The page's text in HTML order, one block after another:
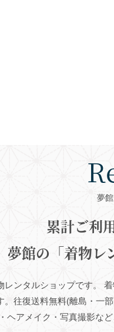
夢
累計ご利
夢館の「着物レ
ンタルショップです。
往復送料無料(離島・一
ヘアメイク・写真撮影な